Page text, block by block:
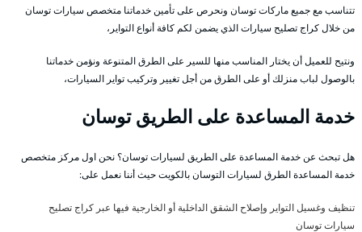
تتناسب مع جميع ماركات توسان ونحرص على تأمين خدماتنا متخصص سيارات توسان
من خلال كراج تصليح سيارات الذي يضمن لكم كافة أنواع التواير،
ونتيح للعميل أن يختار المناسب منها للسير على الطرق المتنوعة ونؤمن خدماتنا
بالوصول لباب منزلك أو على الطرق من أجل تغيير وتركيب تواير السيارات،
خدمة المساعدة على الطريق توسان
هل تبحث عن خدمة المساعدة على الطريق لسيارات توسان؟ نحن اول مركز متخصص
خدمة المساعدة الطرق لسيارات التوسان بالكويت حيث أننا نعمل على:
تنظيف وغسيل التواير وإصلاح الشقق الداخلية أو الخارجية فيها عبر كراج تصليح
سيارات توسان